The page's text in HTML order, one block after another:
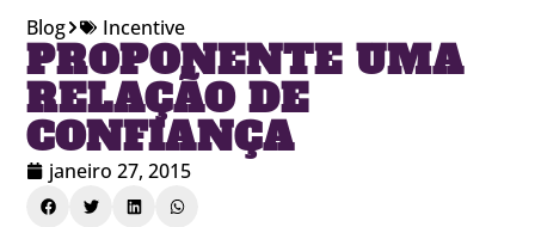
Blog Incentive
PROPONENTE UMA
RELAÇÃO DE
CONFIANÇA
janeiro 27, 2015